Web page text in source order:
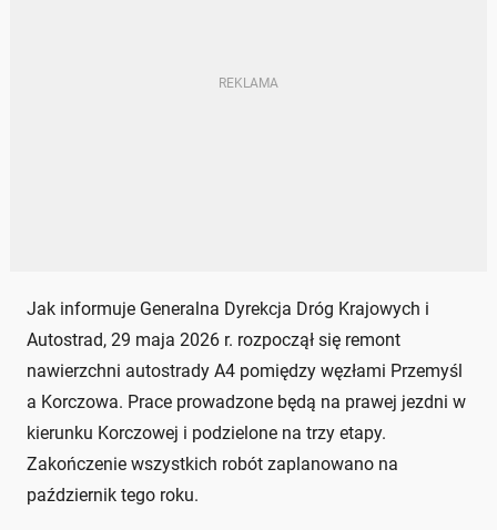
Jak informuje Generalna Dyrekcja Dróg Krajowych i
Autostrad, 29 maja 2026 r. rozpoczął się remont
nawierzchni autostrady A4 pomiędzy węzłami Przemyśl
a Korczowa. Prace prowadzone będą na prawej jezdni w
kierunku Korczowej i podzielone na trzy etapy.
Zakończenie wszystkich robót zaplanowano na
październik tego roku.